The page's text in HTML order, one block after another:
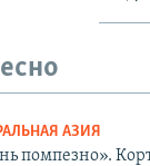
АЗИЯ
помпезно».